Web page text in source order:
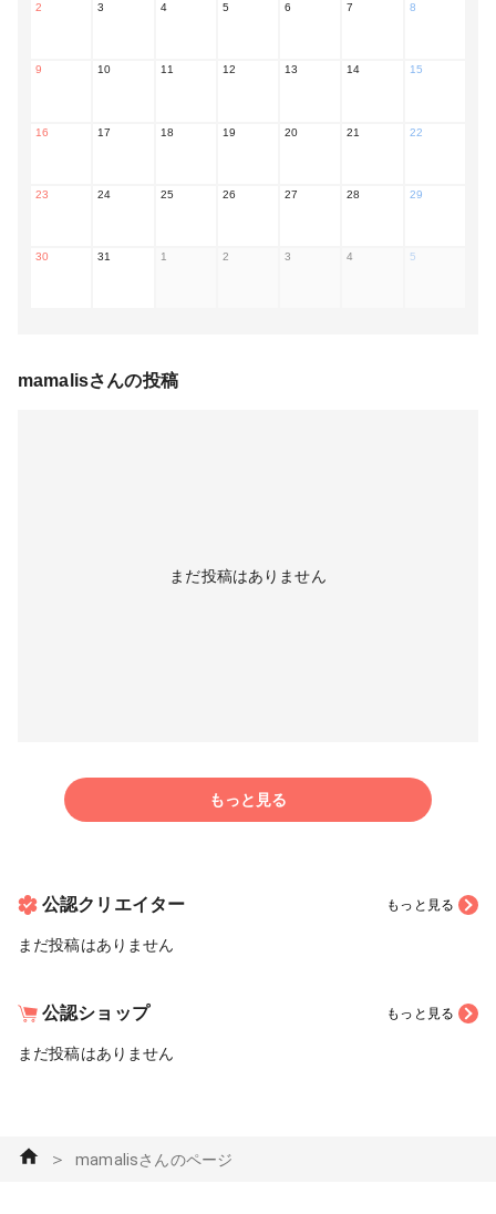
2 3 4 5 6 7 8
9 10 11 12 13 14 15
16 17 18 19 20 21 22
23 24 25 26 27 28 29
30 31 1 2 3 4 5
mamalisさんの投稿
まだ投稿はありません
もっと見る
公認クリエイター もっと見る
まだ投稿はありません
公認ショップ もっと見る
まだ投稿はありません
＞ mamalisさんのページ